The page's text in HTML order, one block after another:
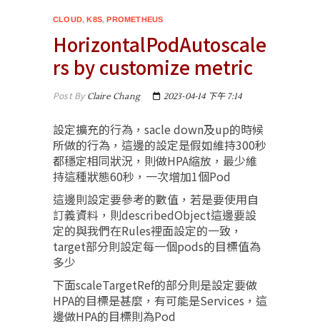
CLOUD,K8S,PROMETHEUS
HorizontalPodAutoscale
rs by customize metric
Post ByClaire Chang 2023-04-14 下午 7:14
設定擴充的行為，sacle down及up的時候
所做的行為，這邊的設定是假如維持300秒
都穩定相同狀況，則做HPA縮放，最少維
持這種狀態60秒，一次增加1個Pod​
這邊則設定要參考的數值，若是要使用自
訂義資料，則describedObject這邊要設
定的與我們在Rules裡面設定的一致，
target部分則設定每一個pods的目標值為
多少​
下面scaleTargetRef的部分則是設定要做
HPA的目標是甚麼，有可能是Services，這
邊做HPA的目標則為Pod​